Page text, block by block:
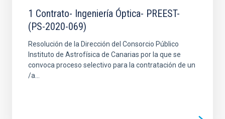
1 Contrato- Ingeniería Óptica- PREEST-
(PS-2020-069)
Resolución de la Dirección del Consorcio Público
Instituto de Astrofísica de Canarias por la que se
convoca proceso selectivo para la contratación de un
/a...